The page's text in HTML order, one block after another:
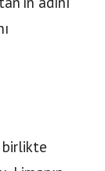
birlikte